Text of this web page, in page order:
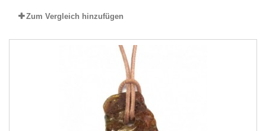
Zum Vergleich hinzufügen